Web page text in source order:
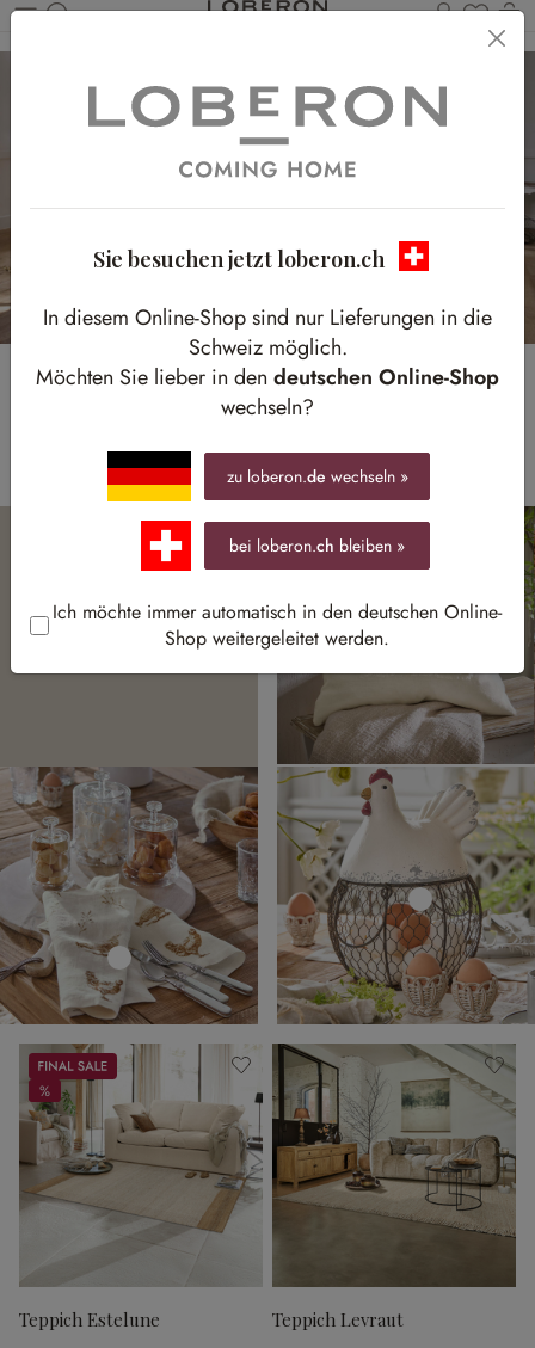
Du
NATÜRLICHE
OSTERMOMENTE
Leinen, Holz
& Rattan
Sale
%
%
Teppich Estelune Teppich Levraut
Sie besuchen jetzt loberon.ch
In diesem Online-Shop sind nur Lieferungen in die
Schweiz möglich.
Möchten Sie lieber in den deutschen Online-Shop
wechseln?
zu loberon.de wechseln »
bei loberon.ch bleiben »
Ich möchte immer automatisch in den deutschen Online-
Shop weitergeleitet werden.